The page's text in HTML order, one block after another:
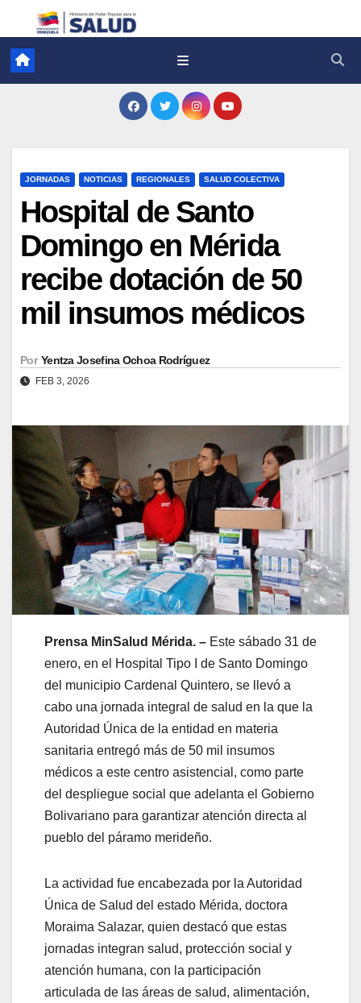
JORNADAS NOTICIAS REGIONALES SALUD COLECTIVA
Hospital de Santo
Domingo en Mérida
recibe dotación de 50
mil insumos médicos
Por Yentza Josefina Ochoa Rodríguez
FEB 3, 2026
Prensa MinSalud Mérida. – Este sábado 31 de
enero, en el Hospital Tipo I de Santo Domingo
del municipio Cardenal Quintero, se llevó a
cabo una jornada integral de salud en la que la
Autoridad Única de la entidad en materia
sanitaria entregó más de 50 mil insumos
médicos a este centro asistencial, como parte
del despliegue social que adelanta el Gobierno
Bolivariano para garantizar atención directa al
pueblo del páramo merideño.
La actividad fue encabezada por la Autoridad
Única de Salud del estado Mérida, doctora
Moraima Salazar, quien destacó que estas
jornadas integran salud, protección social y
atención humana, con la participación
articulada de las áreas de salud, alimentación,